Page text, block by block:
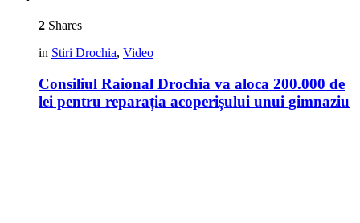
2 Shares
in Stiri Drochia, Video
Consiliul Raional Drochia va aloca 200.000 de
lei pentru reparația acoperișului unui gimnaziu